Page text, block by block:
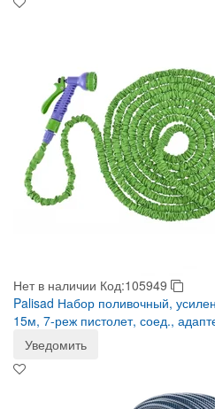
Нет в наличии Код:105949
Palisad Набор поливочный,
15м, 7-реж пистолет, соед.,
Уведомить